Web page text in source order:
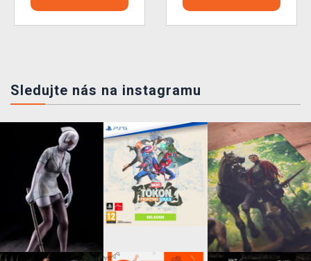
Sledujte nás na instagramu